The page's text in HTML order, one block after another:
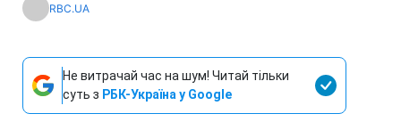
RBC.UA
Не витрачай час на шум! Читай тільки
суть з РБК-Україна у Google